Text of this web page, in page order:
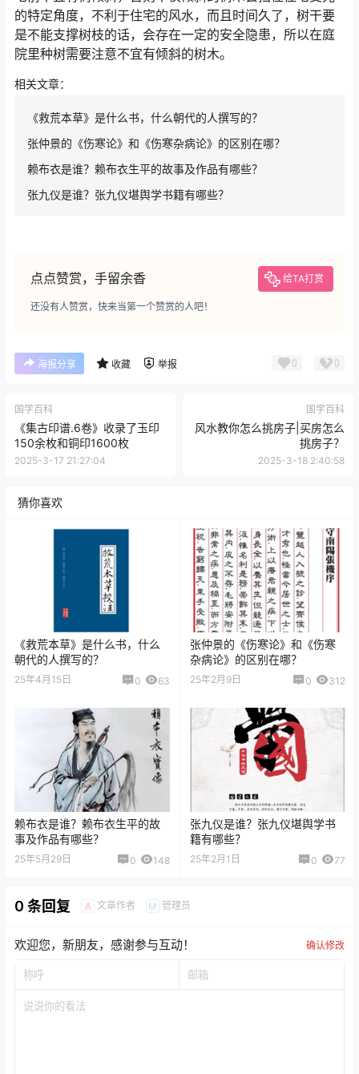
的特定角度，不利于住宅的风水，而且时间久了，树干要
是不能支撑树枝的话，会存在一定的安全隐患，所以在庭
院里种树需要注意不宜有倾斜的树木。
相关文章：
《救荒本草》是什么书，什么朝代的人撰写的？
张仲景的《伤寒论》和《伤寒杂病论》的区别在哪？
赖布衣是谁？赖布衣生平的故事及作品有哪些？
张九仪是谁？张九仪堪舆学书籍有哪些？
点点赞赏，手留余香 给TA打赏
还没有人赞赏，快来当第一个赞赏的人吧！
海报分享 收藏 举报 0 0
国学百科
《集古印谱.6卷》收录了玉印
150余枚和铜印1600枚
2025-3-17 21:27:04
国学百科
风水教你怎么挑房子|买房怎么
挑房子？
2025-3-18 2:40:58
猜你喜欢
《救荒本草》是什么书，什么
朝代的人撰写的？
25年4月15日 0 63
张仲景的《伤寒论》和《伤寒
杂病论》的区别在哪？
25年2月9日 0 312
赖布衣是谁？赖布衣生平的故
事及作品有哪些？
25年5月29日 0 148
张九仪是谁？张九仪堪舆学书
籍有哪些？
25年2月1日 0 77
0 条回复 A 文章作者 M 管理员
欢迎您，新朋友，感谢参与互动！ 确认修改